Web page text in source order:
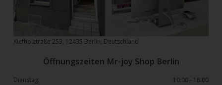
Kiefholztraße 253, 12435 Berlin, Deutschland
Öffnungszeiten Mr-joy Shop Berlin
Dienstag:
10:00 - 18:00